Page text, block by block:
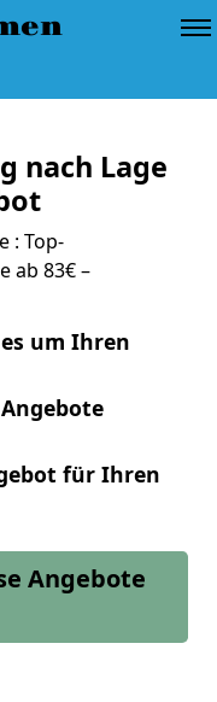
nach Lage
: Top-
ab 83€ –
um Ihren
für Ihren
Angebote